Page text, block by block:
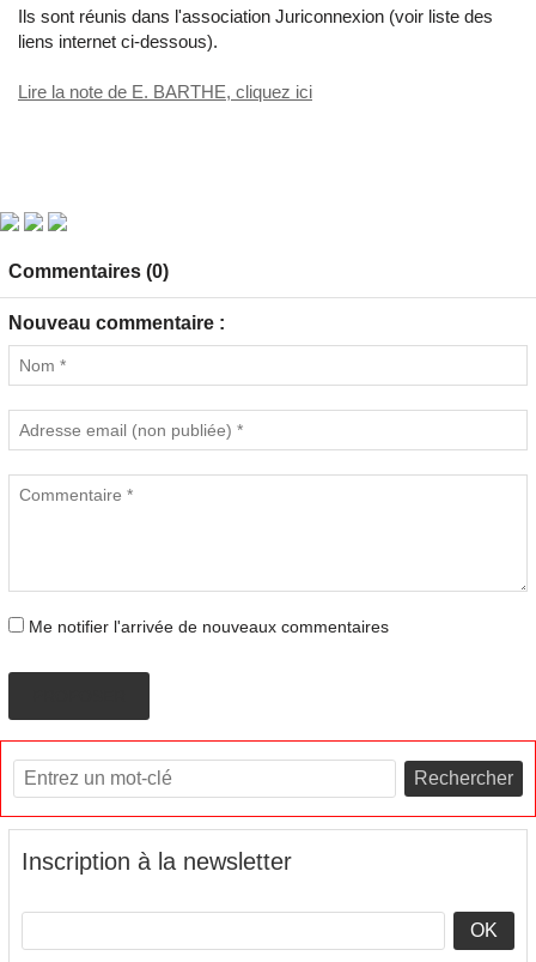
Ils sont réunis dans l'association Juriconnexion (voir liste des
liens internet ci-dessous).
Lire la note de E. BARTHE, cliquez ici
Commentaires (0)
Nouveau commentaire :
Me notifier l'arrivée de nouveaux commentaires
Rechercher
Inscription à la newsletter
OK